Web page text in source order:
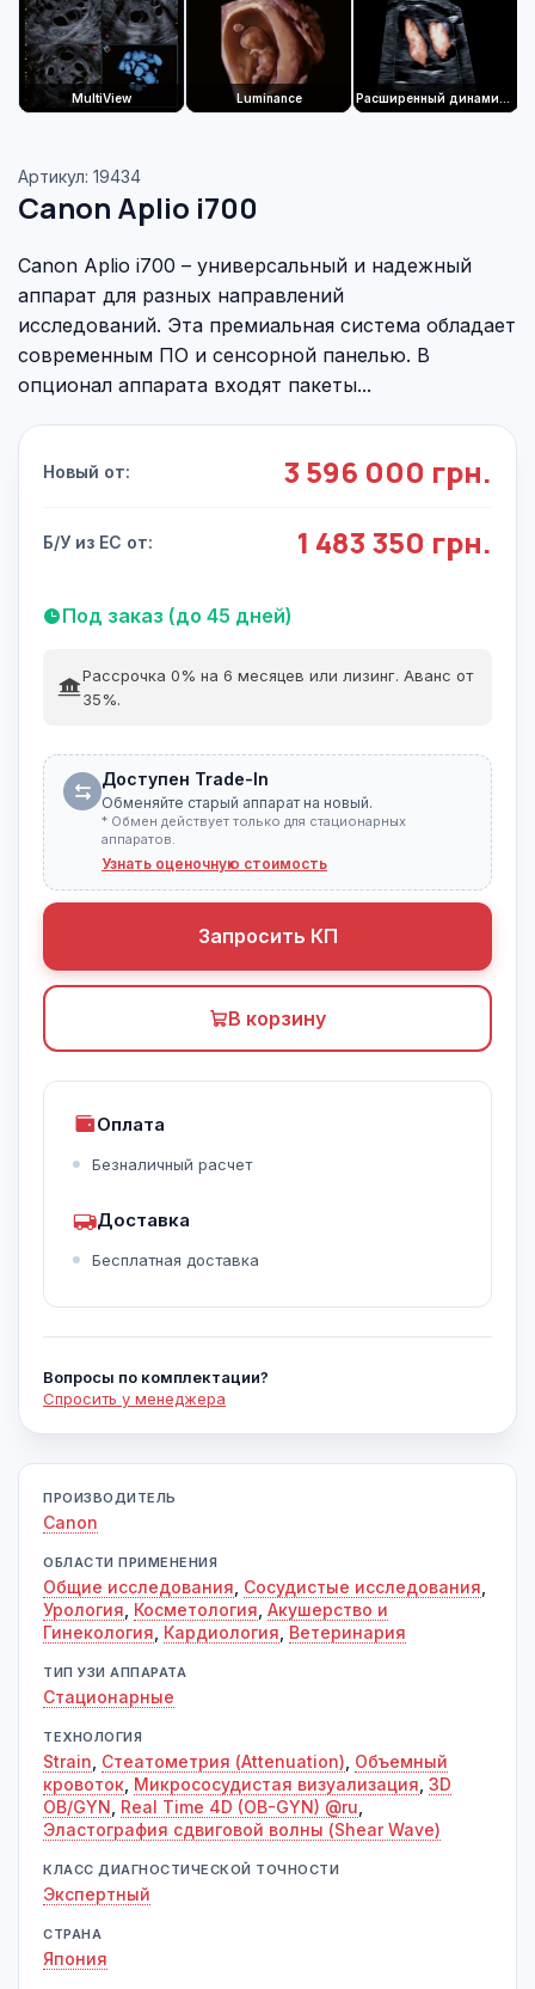
MultiView Luminance
Артикул: 19434
Canon Aplio i700
Canon Aplio i700 – универсальный и надежный
аппарат для разных направлений
исследований. Эта премиальная система обладает
современным ПО и сенсорной панелью. В
опционал аппарата входят пакеты...
Новый от: 3 596 000 грн.
Б/У из ЕС от: 1 483 350 грн.
Под заказ (до 45 дней)
Рассрочка 0% на 6 месяцев или лизинг. Аванс от
35%.
Доступен Trade-In
Обменяйте старый аппарат на новый.
* Обмен действует только для стационарных
аппаратов.
Узнать оценочную стоимость
Запросить КП
В корзину
Оплата
Безналичный расчет
Доставка
Бесплатная доставка
Вопросы по комплектации?
Спросить у менеджера
ПРОИЗВОДИТЕЛЬ
Canon
ОБЛАСТИ ПРИМЕНЕНИЯ
Общие исследования Сосудистые исследования
Урология Косметология Акушерство и
Гинекология Кардиология Ветеринария
ТИП УЗИ АППАРАТА
Стационарные
ТЕХНОЛОГИЯ
Strain Стеатометрия (Attenuation) Объемный
кровоток Микрососудистая визуализация 3D
OB/GYN Real Time 4D (OB-GYN) @ru
Эластография сдвиговой волны (Shear Wave)
КЛАСС ДИАГНОСТИЧЕСКОЙ ТОЧНОСТИ
Экспертный
СТРАНА
Япония